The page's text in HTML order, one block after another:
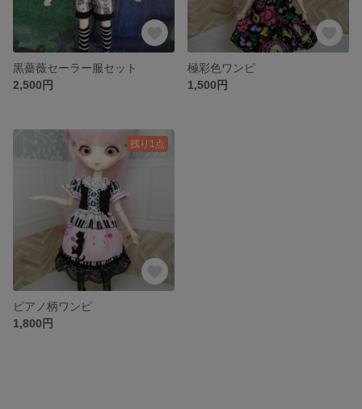
黒薔薇セーラー服セット
2,500円
極彩色ワンピ
1,500円
残り1点
ピアノ柄ワンピ
1,800円